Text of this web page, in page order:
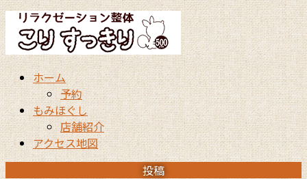
コ
ン
テ
ン
ツ
に
移
動
ナ
ビ
ゲ
ー
シ
ョ
ン
に
移
動
ホーム
予約
もみほぐし
店舗紹介
アクセス地図
投稿